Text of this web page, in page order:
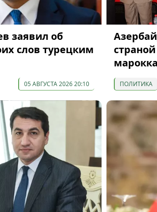
заявил об
слов турецким
05 АВГУСТА 2026 20:10 ПОЛИТИКА